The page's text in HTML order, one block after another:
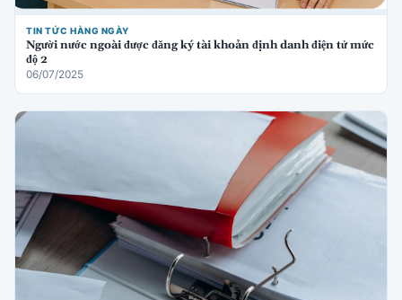
TIN TỨC HÀNG NGÀY
Người nước ngoài được đăng ký tài khoản định danh điện tử mức
độ 2
06/07/2025